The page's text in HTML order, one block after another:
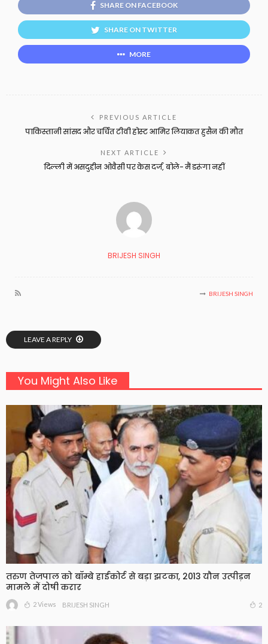
SHARE ON FACEBOOK
SHARE ON TWITTER
MORE
PREVIOUS ARTICLE
पाकिस्तानी सांसद और चर्चित टीवी होस्‍ट आमिर लियाकत हुसैन की मौत
NEXT ARTICLE
दिल्ली में असदुद्दीन ओवैसी पर केस दर्ज, बोले- मैं डरूंगा नहीं
BRIJESH SINGH
BRIJESH SINGH
LEAVE A REPLY
You Might Also Like
तरुण तेजपाल को बॉम्बे हाईकोर्ट से बड़ा झटका, 2013 यौन उत्पीड़न
मामले में दोषी करार
2 Views BRIJESH SINGH 2